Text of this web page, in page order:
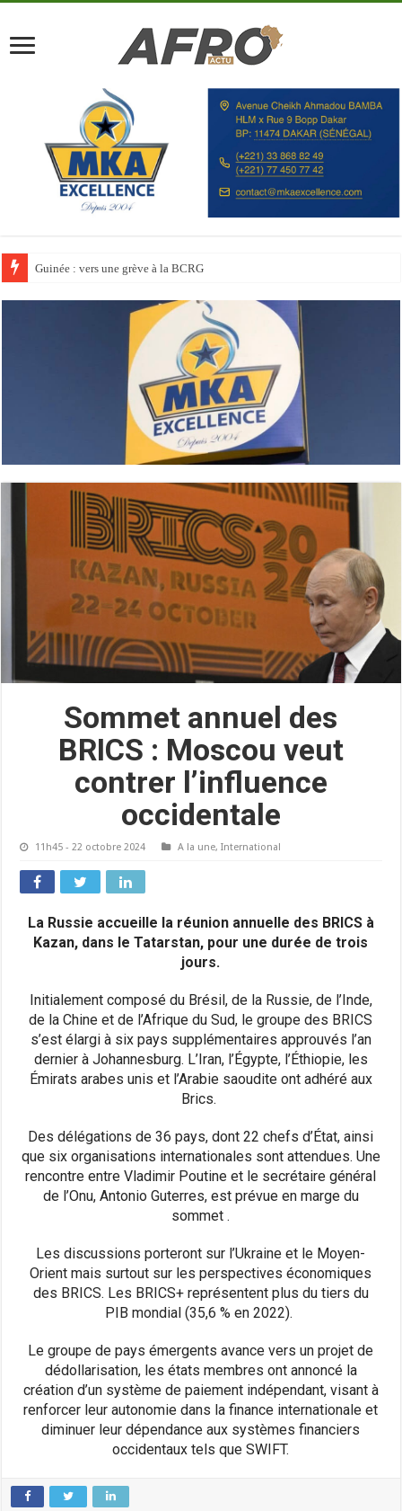
Discours à la Nation : Alassane Ouattara appelle les Ivoiriens à « l’unité,
Sommet annuel des
BRICS : Moscou veut
contrer l’influence
occidentale
11h45 - 22 octobre 2024 A la une,International
La Russie accueille la réunion annuelle des BRICS à
Kazan, dans le Tatarstan, pour une durée de trois
jours.
Initialement composé du Brésil, de la Russie, de l’Inde,
de la Chine et de l’Afrique du Sud, le groupe des BRICS
s’est élargi à six pays supplémentaires approuvés l’an
dernier à Johannesburg. L’Iran, l’Égypte, l’Éthiopie, les
Émirats arabes unis et l’Arabie saoudite ont adhéré aux
Brics.
Des délégations de 36 pays, dont 22 chefs d’État, ainsi
que six organisations internationales sont attendues. Une
rencontre entre Vladimir Poutine et le secrétaire général
de l’Onu, Antonio Guterres, est prévue en marge du
sommet .
Les discussions porteront sur l’Ukraine et le Moyen-
Orient mais surtout sur les perspectives économiques
des BRICS. Les BRICS+ représentent plus du tiers du
PIB mondial (35,6 % en 2022).
Le groupe de pays émergents avance vers un projet de
dédollarisation, les états membres ont annoncé la
création d’un système de paiement indépendant, visant à
renforcer leur autonomie dans la finance internationale et
diminuer leur dépendance aux systèmes financiers
occidentaux tels que SWIFT.